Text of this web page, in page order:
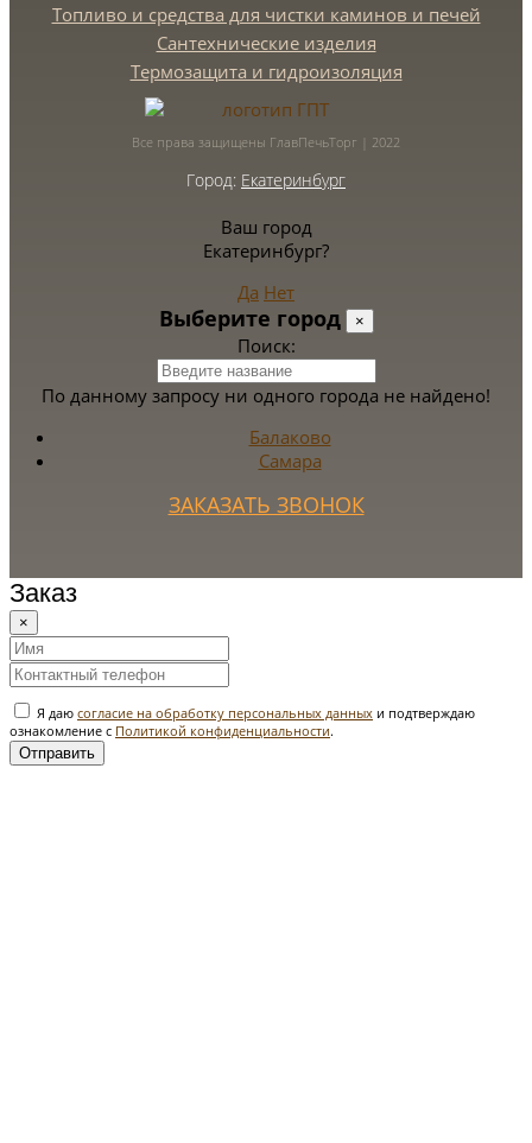
Топливо и средства для чистки каминов и печей
Сантехнические изделия
Термозащита и гидроизоляция
Все права защищены ГлавПечьТорг | 2022
Город: Екатеринбург
Ваш город
Екатеринбург?
Да Нет
Выберите город ×
Поиск:
По данному запросу ни одного города не найдено!
Балаково
Самара
ЗАКАЗАТЬ ЗВОНОК
Заказ
×
Я даю согласие на обработку персональных данных и подтверждаю
ознакомление с Политикой конфиденциальности.
Отправить